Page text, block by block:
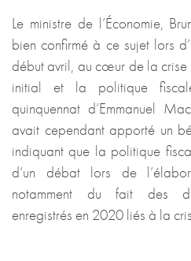
Le ministre de l’Économie,
bien confirmé à ce sujet lors
début avril, au cœur de la
initial et la politique
quinquennat d’Emmanuel
avait cependant apporté un
indiquant que la politique
d’un débat lors de
notamment du fait des
enregistrés en 2020 liés à la